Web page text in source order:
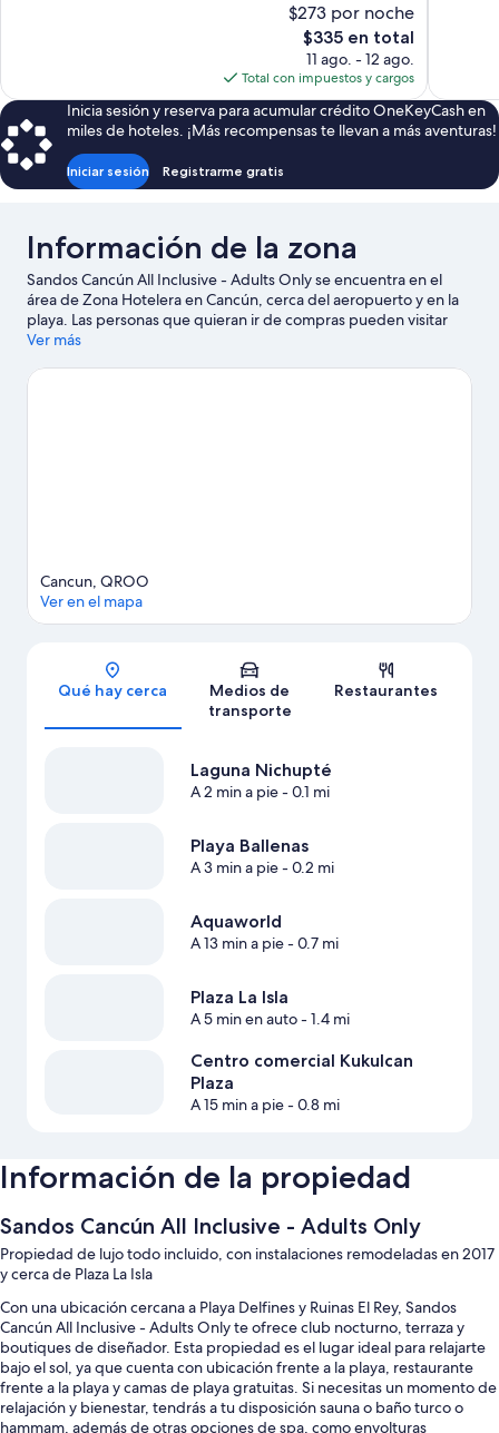
$273 por noche
El
precio
actual
es
de
$335
$335 en total
11 ago. - 12 ago.
Total con impuestos y cargos
Inicia sesión y reserva para acumular crédito OneKeyCash en
miles de hoteles. ¡Más recompensas te llevan a más aventuras!
Iniciar sesión Registrarme gratis
Información de la zona
Sandos Cancún All Inclusive - Adults Only se encuentra en el
área de Zona Hotelera en Cancún, cerca del aeropuerto y en la
playa. Las personas que quieran ir de compras pueden visitar
Plaza La Isla, y también se puede apreciar la belleza natural de
vuelta por Ruinas El Rey y Centro de Convenciones de Cancún.
Ver más
Sección del mapa
Cancun, QROO
Ver en el mapa
Qué hay cerca
Medios de
transporte
Restaurantes
Laguna Nichupté
A 2 min a pie- 0.1 mi
Playa Ballenas
A 3 min a pie- 0.2 mi
Aquaworld
A 13 min a pie- 0.7 mi
Plaza La Isla
A 5 min en auto- 1.4 mi
Centro comercial Kukulcan
Plaza
A 15 min a pie- 0.8 mi
Información de la propiedad
Sandos Cancún All Inclusive - Adults Only
Propiedad de lujo todo incluido, con instalaciones remodeladas en 2017
y cerca de Plaza La Isla
Con una ubicación cercana a Playa Delfines y Ruinas El Rey, Sandos
Cancún All Inclusive - Adults Only te ofrece club nocturno, terraza y
boutiques de diseñador. Esta propiedad es el lugar ideal para relajarte
bajo el sol, ya que cuenta con ubicación frente a la playa, restaurante
frente a la playa y camas de playa gratuitas. Si necesitas un momento de
relajación y bienestar, tendrás a tu disposición sauna o baño turco o
hammam, además de otras opciones de spa, como envolturas